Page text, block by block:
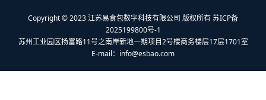
Copyright © 2023 江苏易食包数字科技有限公司 版权所有 苏ICP备
2025199800号-1
苏州工业园区扬富路11号之南岸新地一期项目2号楼商务楼层17层1701室
E-mail： info@esbao.com